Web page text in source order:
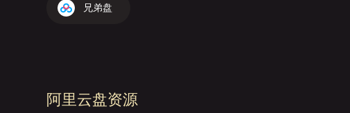
兄弟盘
阿里云盘资源